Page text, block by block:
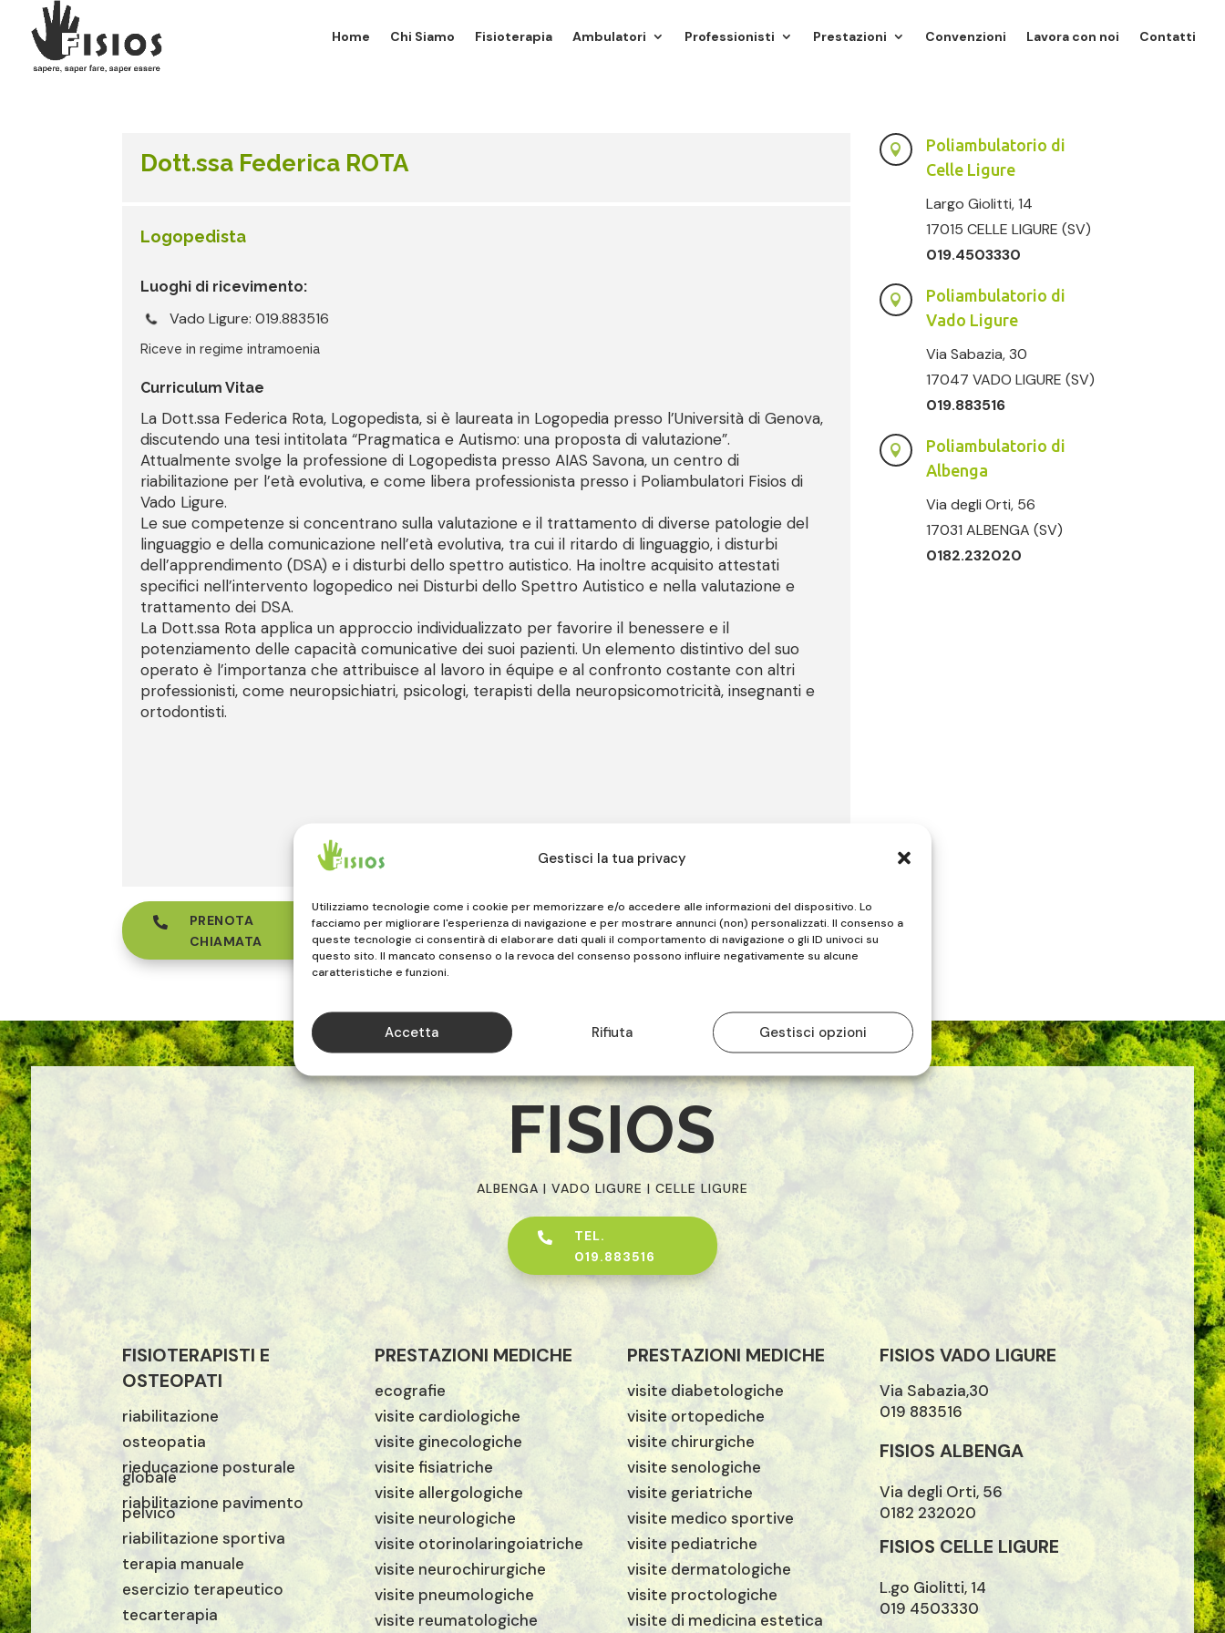
Gestisci la tua privacy
Utilizziamo tecnologie come i cookie per memorizzare e/o accedere alle informazioni del dispositivo. Lo
facciamo per migliorare l'esperienza di navigazione e per mostrare annunci (non) personalizzati. Il consenso a
queste tecnologie ci consentirà di elaborare dati quali il comportamento di navigazione o gli ID univoci su
questo sito. Il mancato consenso o la revoca del consenso possono influire negativamente su alcune
caratteristiche e funzioni.
Accetta Rifiuta Gestisci opzioni
Home Chi Siamo Fisioterapia Ambulatori Professionisti Prestazioni Convenzioni Lavora con noi Contatti
Dott.ssa Federica ROTA
Logopedista
Luoghi di ricevimento:
Vado Ligure: 019.883516
Riceve in regime intramoenia
Curriculum Vitae
La Dott.ssa Federica Rota, Logopedista, si è laureata in Logopedia presso l’Università di Genova,
discutendo una tesi intitolata “Pragmatica e Autismo: una proposta di valutazione”.
Attualmente svolge la professione di Logopedista presso AIAS Savona, un centro di
riabilitazione per l’età evolutiva, e come libera professionista presso i Poliambulatori Fisios di
Vado Ligure.
Le sue competenze si concentrano sulla valutazione e il trattamento di diverse patologie del
linguaggio e della comunicazione nell’età evolutiva, tra cui il ritardo di linguaggio, i disturbi
dell’apprendimento (DSA) e i disturbi dello spettro autistico. Ha inoltre acquisito attestati
specifici nell’intervento logopedico nei Disturbi dello Spettro Autistico e nella valutazione e
trattamento dei DSA.
La Dott.ssa Rota applica un approccio individualizzato per favorire il benessere e il
potenziamento delle capacità comunicative dei suoi pazienti. Un elemento distintivo del suo
operato è l’importanza che attribuisce al lavoro in équipe e al confronto costante con altri
professionisti, come neuropsichiatri, psicologi, terapisti della neuropsicomotricità, insegnanti e
ortodontisti.

PRENOTA
CHIAMATA

Poliambulatorio di
Celle Ligure
Largo Giolitti, 14
17015 CELLE LIGURE (SV)
019.4503330

Poliambulatorio di
Vado Ligure
Via Sabazia, 30
17047 VADO LIGURE (SV)
019.883516

Poliambulatorio di
Albenga
Via degli Orti, 56
17031 ALBENGA (SV)
0182.232020
FISIOS
ALBENGA | VADO LIGURE | CELLE LIGURE

TEL.
019.883516
FISIOTERAPISTI E
OSTEOPATI
riabilitazione
osteopatia
rieducazione posturale
globale
riabilitazione pavimento
pelvico
riabilitazione sportiva
terapia manuale
esercizio terapeutico
tecarterapia
PRESTAZIONI MEDICHE
ecografie
visite cardiologiche
visite ginecologiche
visite fisiatriche
visite allergologiche
visite neurologiche
visite otorinolaringoiatriche
visite neurochirurgiche
visite pneumologiche
visite reumatologiche
PRESTAZIONI MEDICHE
visite diabetologiche
visite ortopediche
visite chirurgiche
visite senologiche
visite geriatriche
visite medico sportive
visite pediatriche
visite dermatologiche
visite proctologiche
visite di medicina estetica
FISIOS VADO LIGURE
Via Sabazia,30
019 883516
FISIOS ALBENGA
Via degli Orti, 56
0182 232020
FISIOS CELLE LIGURE
L.go Giolitti, 14
019 4503330